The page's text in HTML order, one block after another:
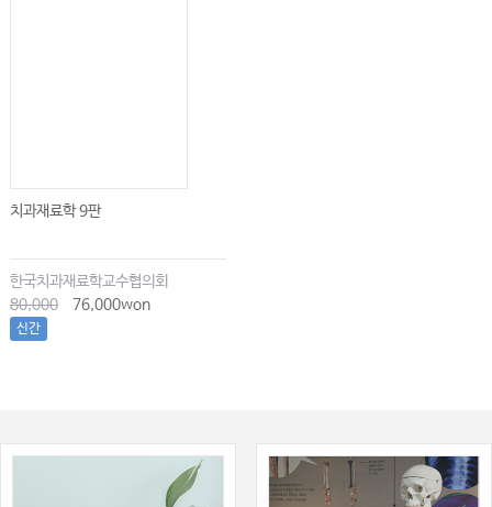
치과재료학 9판
한국치과재료학교수협의회
80,000
76,000won
신간